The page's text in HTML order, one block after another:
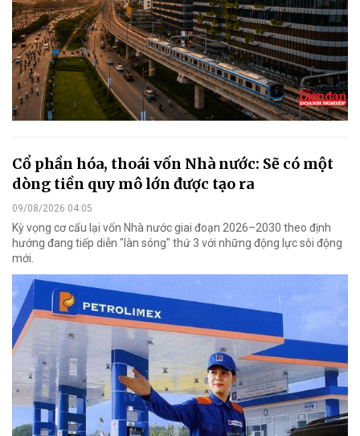
Cổ phần hóa, thoái vốn Nhà nước: Sẽ có một
dòng tiền quy mô lớn được tạo ra
09/08/2026 04:05
Kỳ vọng cơ cấu lại vốn Nhà nước giai đoạn 2026–2030 theo định
hướng đang tiếp diễn "làn sóng" thứ 3 với những động lực sôi động
mới.